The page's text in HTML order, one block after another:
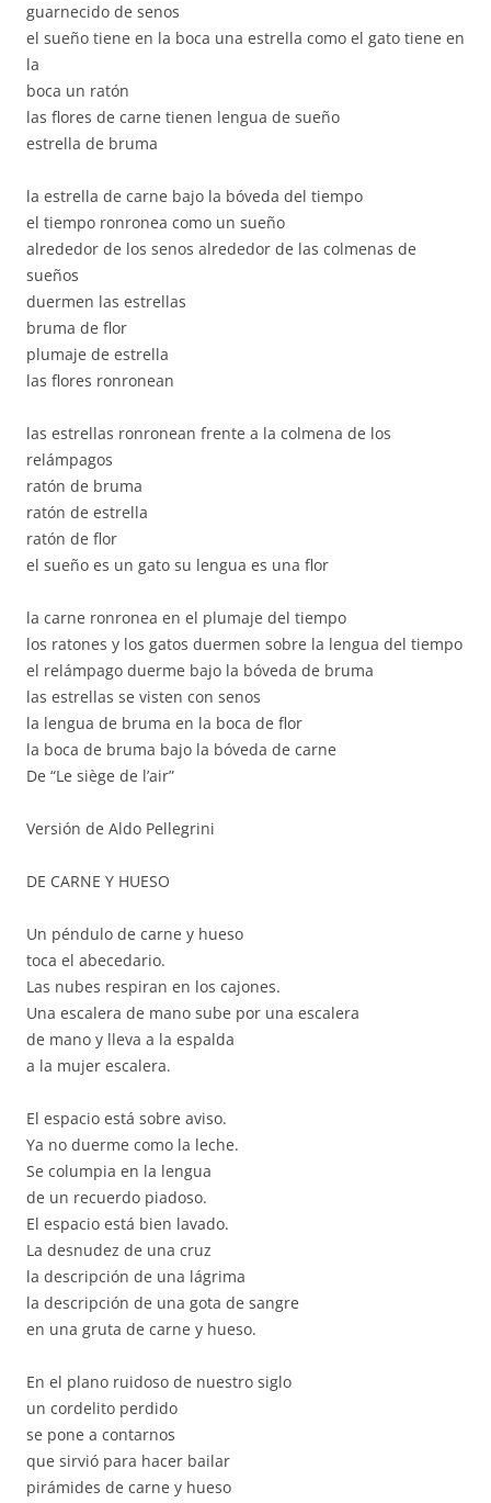
guarnecido de senos
el sueño tiene en la boca una estrella como el gato tiene en
la
boca un ratón
las flores de carne tienen lengua de sueño
estrella de bruma
la estrella de carne bajo la bóveda del tiempo
el tiempo ronronea como un sueño
alrededor de los senos alrededor de las colmenas de
sueños
duermen las estrellas
bruma de flor
plumaje de estrella
las flores ronronean
las estrellas ronronean frente a la colmena de los
relámpagos
ratón de bruma
ratón de estrella
ratón de flor
el sueño es un gato su lengua es una flor
la carne ronronea en el plumaje del tiempo
los ratones y los gatos duermen sobre la lengua del tiempo
el relámpago duerme bajo la bóveda de bruma
las estrellas se visten con senos
la lengua de bruma en la boca de flor
la boca de bruma bajo la bóveda de carne
De “Le siège de l’air”
Versión de Aldo Pellegrini
DE CARNE Y HUESO
Un péndulo de carne y hueso
toca el abecedario.
Las nubes respiran en los cajones.
Una escalera de mano sube por una escalera
de mano y lleva a la espalda
a la mujer escalera.
El espacio está sobre aviso.
Ya no duerme como la leche.
Se columpia en la lengua
de un recuerdo piadoso.
El espacio está bien lavado.
La desnudez de una cruz
la descripción de una lágrima
la descripción de una gota de sangre
en una gruta de carne y hueso.
En el plano ruidoso de nuestro siglo
un cordelito perdido
se pone a contarnos
que sirvió para hacer bailar
pirámides de carne y hueso